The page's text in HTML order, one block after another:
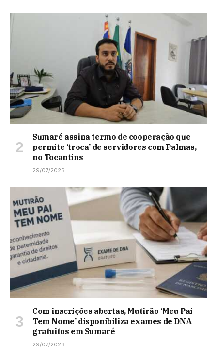
Sumaré assina termo de cooperação que
permite ‘troca’ de servidores com Palmas,
no Tocantins
29/07/2026
Com inscrições abertas, Mutirão ‘Meu Pai
Tem Nome’ disponibiliza exames de DNA
gratuitos em Sumaré
29/07/2026